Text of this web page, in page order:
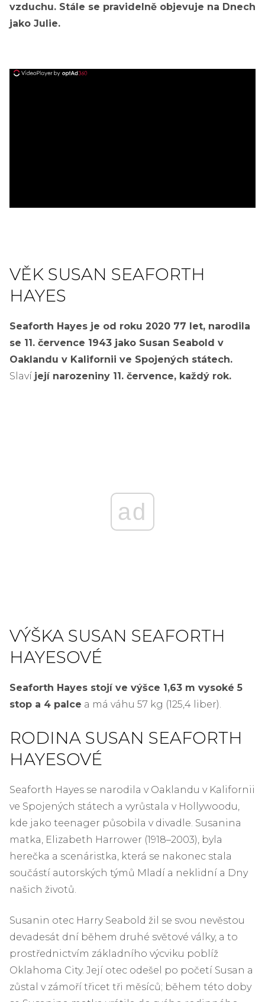
vzduchu. Stále se pravidelně objevuje na Dnech
jako Julie.
VĚK SUSAN SEAFORTH
HAYES
Seaforth Hayes je od roku 2020 77 let, narodila
se 11. července 1943 jako Susan Seabold v
Oaklandu v Kalifornii ve Spojených státech.
Slaví její narozeniny 11. července, každý rok.
ad
VÝŠKA SUSAN SEAFORTH
HAYESOVÉ
Seaforth Hayes stojí ve výšce 1,63 m vysoké 5
stop a 4 palce a má váhu 57 kg (125,4 liber).
RODINA SUSAN SEAFORTH
HAYESOVÉ
Seaforth Hayes se narodila v Oaklandu v Kalifornii
ve Spojených státech a vyrůstala v Hollywoodu,
kde jako teenager působila v divadle. Susanina
matka, Elizabeth Harrower (1918–2003), byla
herečka a scenáristka, která se nakonec stala
součástí autorských týmů Mladí a neklidní a Dny
našich životů.
Susanin otec Harry Seabold žil se svou nevěstou
devadesát dní během druhé světové války, a to
prostřednictvím základního výcviku poblíž
Oklahoma City. Její otec odešel po početí Susan a
zůstal v zámoří třicet tři měsíců; během této doby